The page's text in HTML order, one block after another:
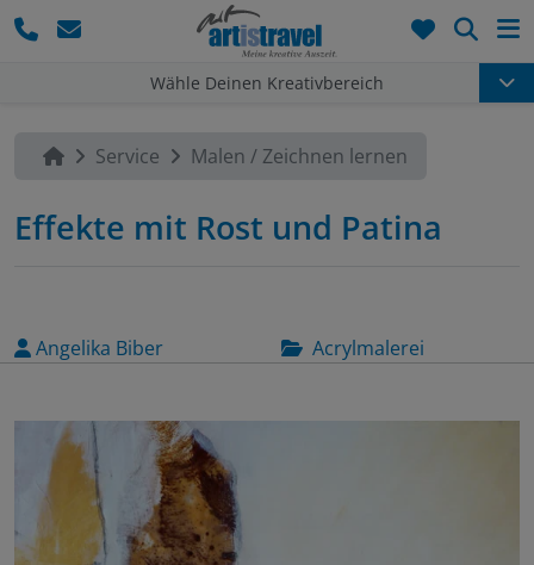
Wähle Deinen Kreativbereich
Service Malen / Zeichnen lernen
Effekte mit Rost und Patina
Angelika Biber Acrylmalerei